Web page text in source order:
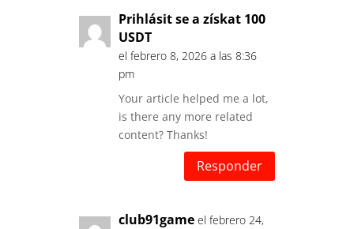
Prihlásit se a získat 100
USDT
el febrero 8, 2026 a las 8:36
pm
Your article helped me a lot,
is there any more related
content? Thanks!
Responder
club91game el febrero 24,